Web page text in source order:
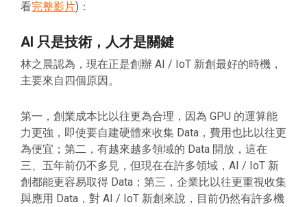
看完整影片)：
AI 只是技術，人才是關鍵
林之晨認為，現在正是創辦 AI / IoT 新創最好的時機，
主要來自四個原因。
第一，創業成本比以往更為合理，因為 GPU 的運算能
力更強，即使要自建硬體來收集 Data，費用也比以往更
為便宜；第二，有越來越多領域的 Data 開放，這在
三、五年前仍不多見，但現在在許多領域，AI / IoT 新
創都能更容易取得 Data；第三，企業比以往更重視收集
與應用 Data，對 AI / IoT 新創來說，目前仍然有許多機